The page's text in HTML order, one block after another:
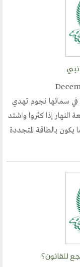
سمائها نجوم تهدي
إذا كثروا واشتد
بالطاقة المتجددة
للقانون؟